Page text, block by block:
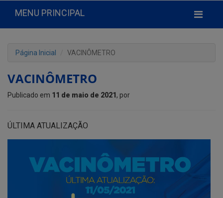
MENU PRINCIPAL
Página Inicial VACINÔMETRO
VACINÔMETRO
Publicado em 11 de maio de 2021 , por
ÚLTIMA ATUALIZAÇÃO